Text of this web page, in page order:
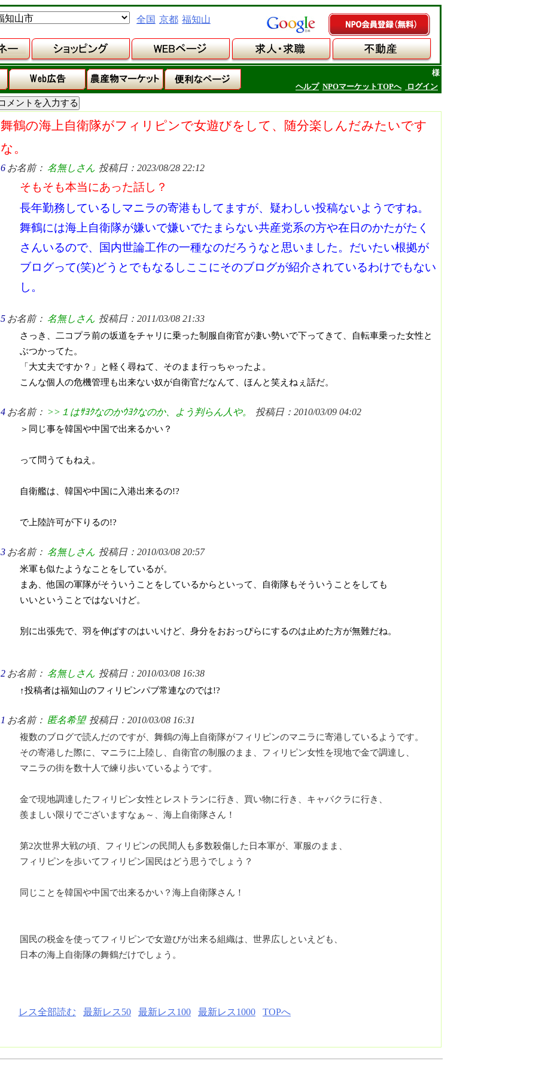
全国 京都 福知山
様
ヘルプ NPOマーケットTOPへ ログイン
舞鶴の海上自衛隊がフィリピンで女遊びをして、随分楽しんだみたいです
な。
6 お名前： 名無しさん 投稿日：2023/08/28 22:12
そもそも本当にあった話し？
長年勤務しているしマニラの寄港もしてますが、疑わしい投稿ないようですね。
舞鶴には海上自衛隊が嫌いで嫌いでたまらない共産党系の方や在日のかたがたく
さんいるので、国内世論工作の一種なのだろうなと思いました。だいたい根拠が
ブログって(笑)どうとでもなるしここにそのブログが紹介されているわけでもない
し。
5 お名前： 名無しさん 投稿日：2011/03/08 21:33
さっき、二コプラ前の坂道をチャリに乗った制服自衛官が凄い勢いで下ってきて、自転車乗った女性と
ぶつかってた。
「大丈夫ですか？」と軽く尋ねて、そのまま行っちゃったよ。
こんな個人の危機管理も出来ない奴が自衛官だなんて、ほんと笑えねぇ話だ。
4 お名前： >>１はｻﾖｸなのかｳﾖｸなのか、よう判らん人や。 投稿日：2010/03/09 04:02
＞同じ事を韓国や中国で出来るかい？
って問うてもねえ。
自衛艦は、韓国や中国に入港出来るの!?
で上陸許可が下りるの!?
3 お名前： 名無しさん 投稿日：2010/03/08 20:57
米軍も似たようなことをしているが。
まあ、他国の軍隊がそういうことをしているからといって、自衛隊もそういうことをしても
いいということではないけど。
別に出張先で、羽を伸ばすのはいいけど、身分をおおっぴらにするのは止めた方が無難だね。
2 お名前： 名無しさん 投稿日：2010/03/08 16:38
↑投稿者は福知山のフィリピンパブ常連なのでは!?
1 お名前： 匿名希望 投稿日：2010/03/08 16:31
複数のブログで読んだのですが、舞鶴の海上自衛隊がフィリピンのマニラに寄港しているようです。
その寄港した際に、マニラに上陸し、自衛官の制服のまま、フィリピン女性を現地で金で調達し、
マニラの街を数十人で練り歩いているようです。
金で現地調達したフィリピン女性とレストランに行き、買い物に行き、キャバクラに行き、
羨ましい限りでございますなぁ～、海上自衛隊さん！
第2次世界大戦の頃、フィリピンの民間人も多数殺傷した日本軍が、軍服のまま、
フィリピンを歩いてフィリピン国民はどう思うでしょう？
同じことを韓国や中国で出来るかい？海上自衛隊さん！
国民の税金を使ってフィリピンで女遊びが出来る組織は、世界広しといえども、
日本の海上自衛隊の舞鶴だけでしょう。
レス全部読む 最新レス50 最新レス100 最新レス1000 TOPへ